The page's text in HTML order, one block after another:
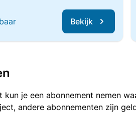
Bekijk
kun je een abonnement nemen
andere abonnementen zijn